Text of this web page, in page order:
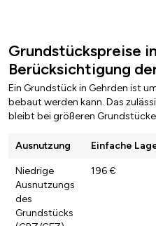
Grundstückspreise
Berücksichtigung
Ein Grundstück in Gehrden ist
bebaut werden kann. Das
bleibt bei größeren
Ausnutzung Einfache
Niedrige
Ausnutzungs
des
Grundstücks
196 €